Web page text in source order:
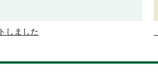
しました